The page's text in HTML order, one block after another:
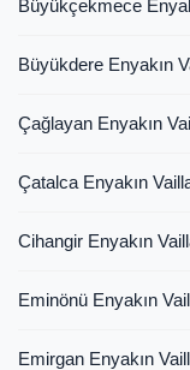
Büyükçekmece
Büyükdere Enyakın
Çağlayan Enyakın
Çatalca Enyakın
Cihangir Enyakın
Eminönü Enyakın
Emirgan Enyakın